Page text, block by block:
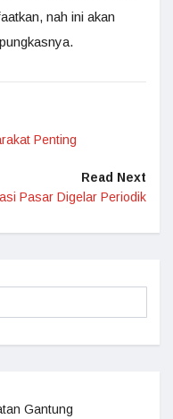
nah ini akan
Penting
Read Next
Pasar Digelar Periodik
Gantung